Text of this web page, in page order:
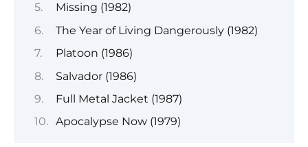
Missing (1982)
The Year of Living Dangerously (1982)
Platoon (1986)
Salvador (1986)
Full Metal Jacket (1987)
Apocalypse Now (1979)